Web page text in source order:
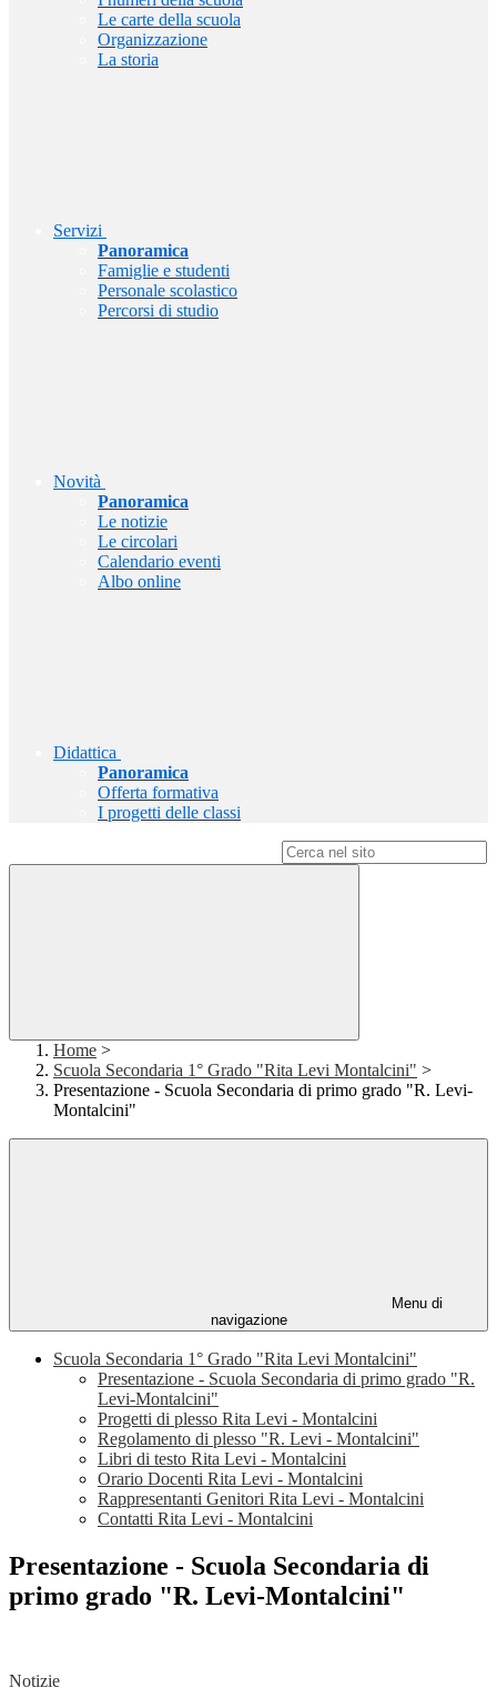
Le carte della scuola
Organizzazione
La storia
Servizi
Panoramica
Famiglie e studenti
Personale scolastico
Percorsi di studio
Novità
Panoramica
Le notizie
Le circolari
Calendario eventi
Albo online
Didattica
Panoramica
Offerta formativa
I progetti delle classi
Home >
Scuola Secondaria 1° Grado "Rita Levi Montalcini" >
Presentazione - Scuola Secondaria di primo grado "R. Levi-
Montalcini"
Menu di
navigazione
Scuola Secondaria 1° Grado "Rita Levi Montalcini"
Presentazione - Scuola Secondaria di primo grado "R.
Levi-Montalcini"
Progetti di plesso Rita Levi - Montalcini
Regolamento di plesso "R. Levi - Montalcini"
Libri di testo Rita Levi - Montalcini
Orario Docenti Rita Levi - Montalcini
Rappresentanti Genitori Rita Levi - Montalcini
Contatti Rita Levi - Montalcini
Presentazione - Scuola Secondaria di
primo grado "R. Levi-Montalcini"
Notizie